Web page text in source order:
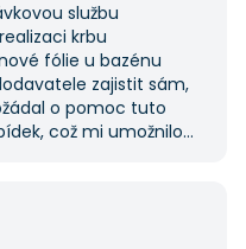
službu
krbu
fólie u bazénu
zajistit sám,
o pomoc tuto
což mi umožnilo